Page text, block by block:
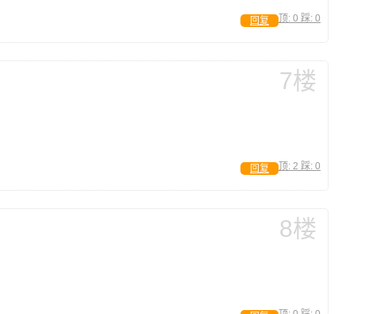
顶: 0 踩: 0
回复
7楼
顶: 2 踩: 0
回复
8楼